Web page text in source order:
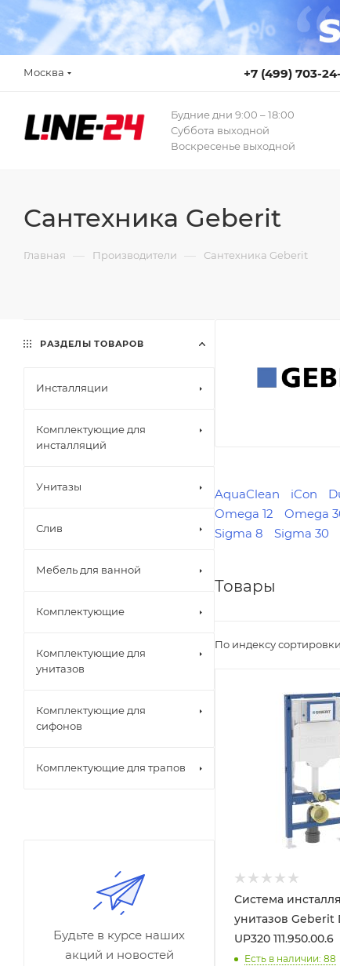
Москва +7 (499) 703-
Будние дни 9:00 – 18:00
Суббота выходной
Воскресенье выходной
Сантехника Geberit
Главная — Производители — Сантехника Geberit
AquaClean iCon
Omega 12
Omega
Sigma 8
Sigma 30
Товары
По индексу
Система
унитазов Geberit
UP320 111.950.00.6
Есть в наличии: 88
РАЗДЕЛЫ ТОВАРОВ
Инсталляции
Комплектующие для
инсталляций
Унитазы
Слив
Мебель для ванной
Комплектующие
Комплектующие для
унитазов
Комплектующие для
сифонов
Комплектующие для трапов
Будьте в курсе наших
акций и новостей